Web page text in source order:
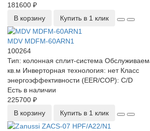
181600 ₽
В корзину
Купить в 1 клик
MDV MDFM-60ARN1
100264
Тип: колонная сплит-система
кв.м Инверторная технология: нетКласс
энергоэффективности (EER/COP): C/D
Есть в наличии
225700 ₽
В корзину
Купить в 1 клик